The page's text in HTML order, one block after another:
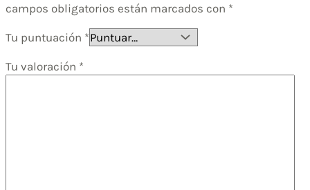
campos obligatorios están marcados con *
Tu puntuación *
Tu valoración *